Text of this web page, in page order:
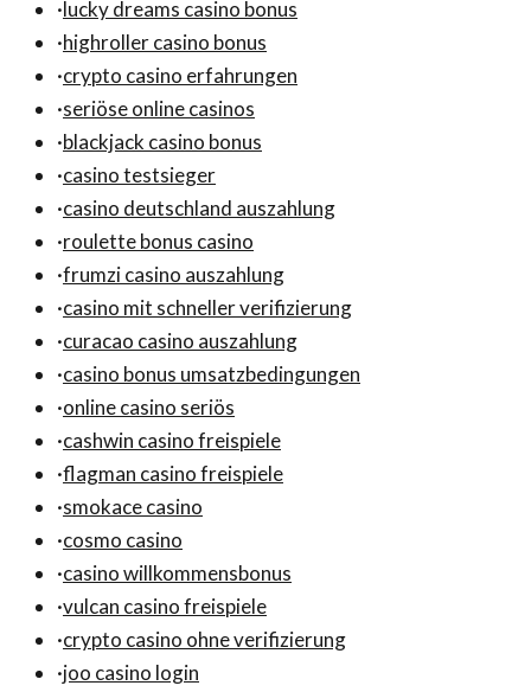
·lucky dreams casino bonus
·highroller casino bonus
·crypto casino erfahrungen
·seriöse online casinos
·blackjack casino bonus
·casino testsieger
·casino deutschland auszahlung
·roulette bonus casino
·frumzi casino auszahlung
·casino mit schneller verifizierung
·curacao casino auszahlung
·casino bonus umsatzbedingungen
·online casino seriös
·cashwin casino freispiele
·flagman casino freispiele
·smokace casino
·cosmo casino
·casino willkommensbonus
·vulcan casino freispiele
·crypto casino ohne verifizierung
·joo casino login